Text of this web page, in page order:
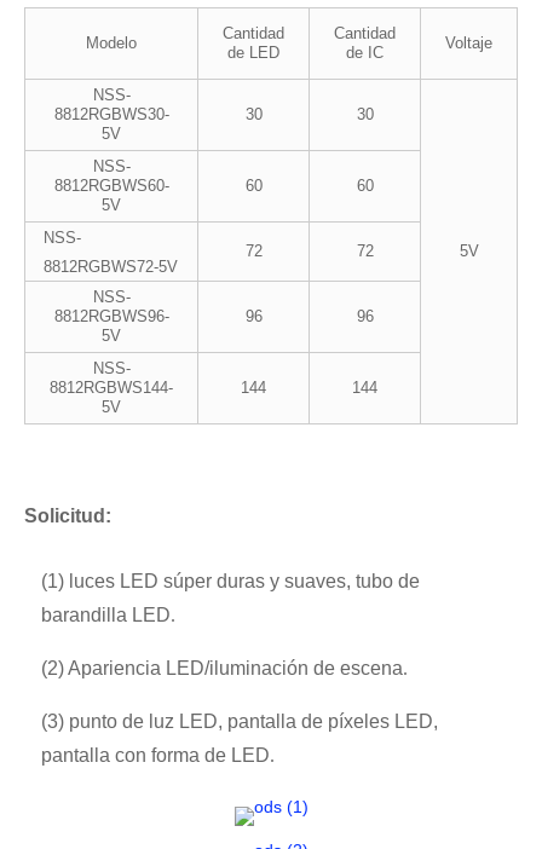
Modelo
Cantidad
de LED
Cantidad
de IC
Voltaje
NSS-
8812RGBWS30-
5V
30 30
5V
NSS-
8812RGBWS60-
5V
60 60
NSS-
8812RGBWS72-5V
72 72
NSS-
8812RGBWS96-
5V
96 96
NSS-
8812RGBWS144-
5V
144 144
Solicitud:
(1) luces LED súper duras y suaves, tubo de
barandilla LED.
(2) Apariencia LED/iluminación de escena.
(3) punto de luz LED, pantalla de píxeles LED,
pantalla con forma de LED.